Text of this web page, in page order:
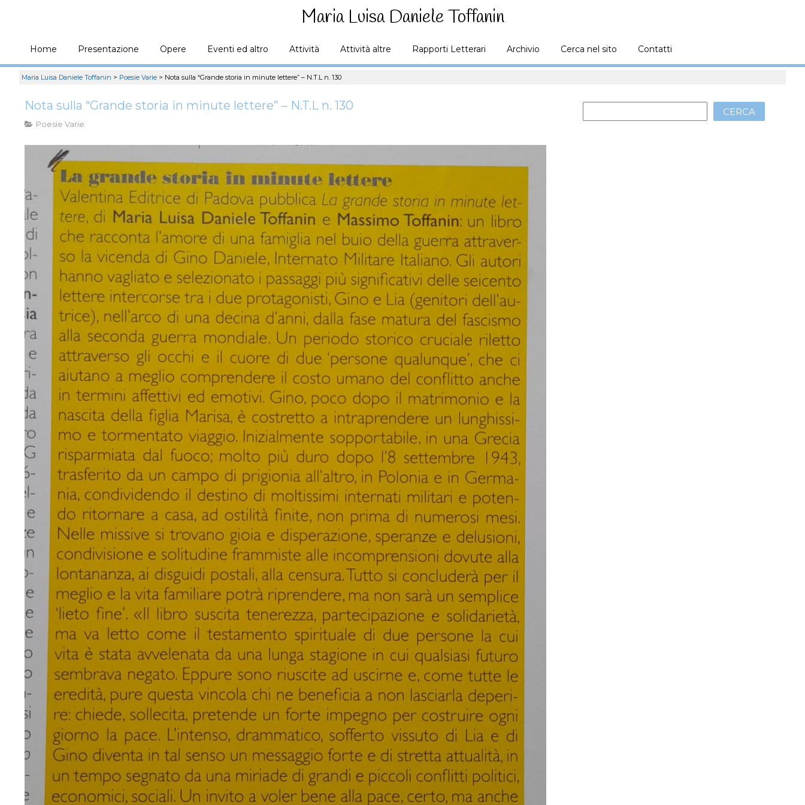
Maria Luisa Daniele Toffanin
Home Presentazione Opere Eventi ed altro Attività Attività altre Rapporti Letterari Archivio Cerca nel sito Contatti
Maria Luisa Daniele Toffanin > Poesie Varie > Nota sulla “Grande storia in minute lettere” – N.T.L n. 130
Nota sulla “Grande storia in minute lettere” – N.T.L n. 130
Poesie Varie
CERCA